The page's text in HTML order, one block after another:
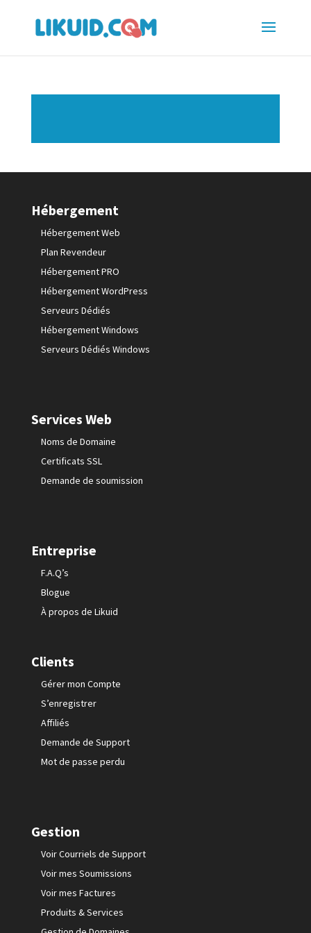
Hébergement
Hébergement Web
Plan Revendeur
Hébergement PRO
Hébergement WordPress
Serveurs Dédiés
Hébergement Windows
Serveurs Dédiés Windows
Services Web
Noms de Domaine
Certificats SSL
Demande de soumission
Entreprise
F.A.Q’s
Blogue
À propos de Likuid
Clients
Gérer mon Compte
S’enregistrer
Affiliés
Demande de Support
Mot de passe perdu
Gestion
Voir Courriels de Support
Voir mes Soumissions
Voir mes Factures
Produits & Services